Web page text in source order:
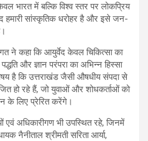
भारत में बल्कि विश्व स्तर पर लोकप्रिय
हमारी सांस्कृतिक धरोहर है और इसे जन-
ने कहा कि आयुर्वेद केवल चिकित्सा का
और ज्ञान परंपरा का अभिन्न हिस्सा
है कि उत्तराखंड जैसी औषधीय संपदा से
हो रहे हैं, जो युवाओं और शोधकर्ताओं को
लिए प्रेरित करेंगे।
एवं अधिकारीगण भी उपस्थित रहे, जिनमें
नैनीताल श्रीमती सरिता आर्या,